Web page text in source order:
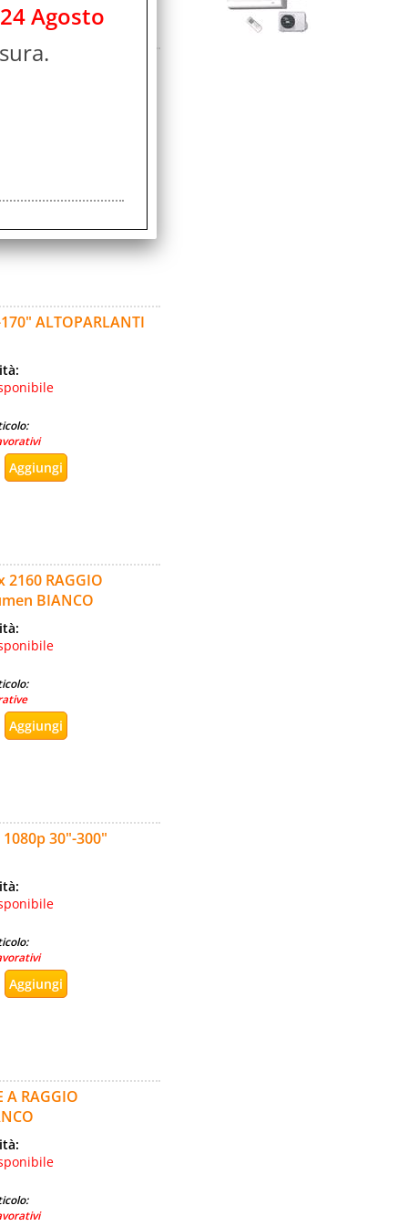
30" A 300"
ALTOPARLANTI
2160 RAGGIO
BIANCO
1080p 30"-300"
A RAGGIO
Agosto